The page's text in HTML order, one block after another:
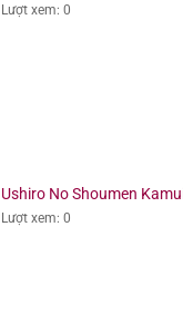
Lượt xem: 0
Ushiro No Shoumen
Lượt xem: 0